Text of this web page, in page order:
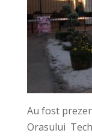
Au fost
Orasului